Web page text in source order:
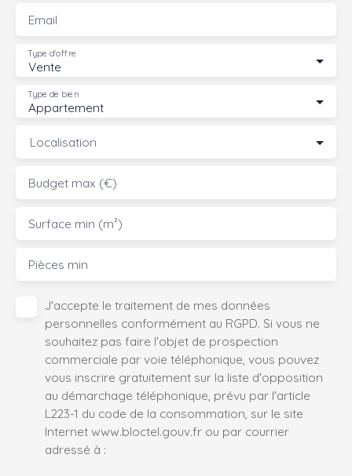
Email
Vente
Type d'offre
Appartement
Type de bien
Localisation
Budget max (€)
Surface min (m²)
Pièces min
J'accepte le traitement de mes données
personnelles conformément au RGPD. Si vous ne
souhaitez pas faire l'objet de prospection
commerciale par voie téléphonique, vous pouvez
vous inscrire gratuitement sur la liste d'opposition
au démarchage téléphonique, prévu par l'article
L223-1 du code de la consommation, sur le site
Internet www.bloctel.gouv.fr ou par courrier
adressé à :